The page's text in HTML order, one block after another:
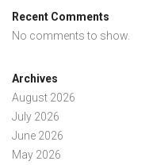
Recent Comments
No comments to show.
Archives
August 2026
July 2026
June 2026
May 2026